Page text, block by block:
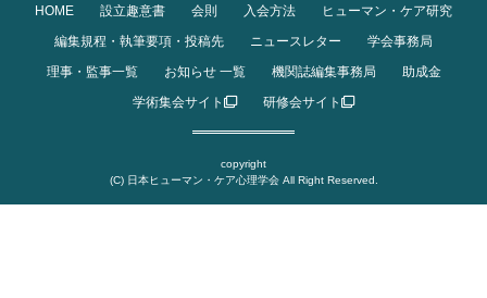
HOME 設立趣意書 会則 入会方法
ヒューマン・ケア研究
編集規程・執筆要項・投稿先
ニュースレター
学会事務局
理事・監事一覧
お知らせ 一覧 機関誌編集事務局
助成金
学術集会サイト
研修会サイト
copyright
(C) 日本ヒューマン・ケア心理学会 All Right Reserved.